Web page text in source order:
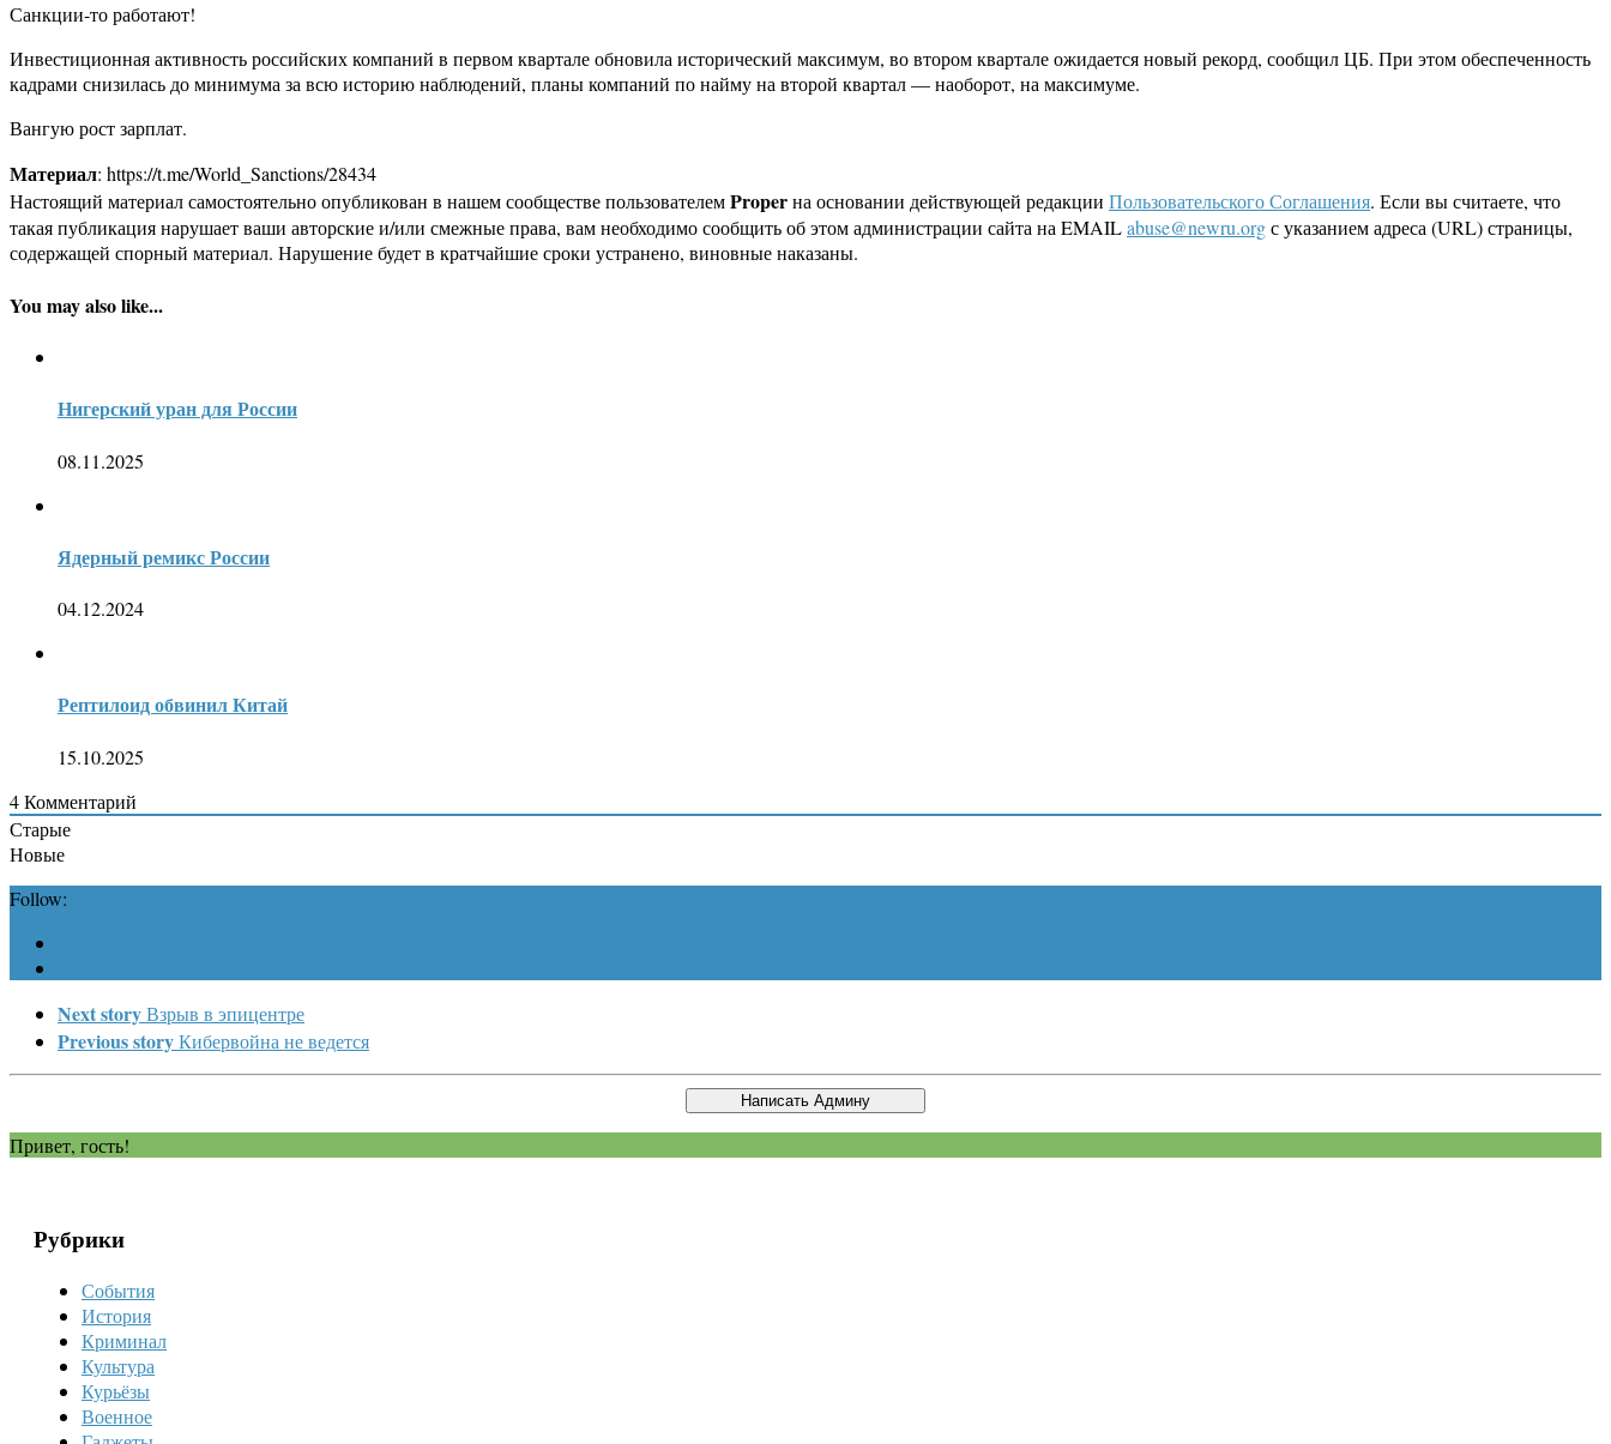
Санкции-то работают!
Инвестиционная активность российских компаний в первом квартале обновила исторический максимум, во втором квартале ожидается новый рекорд, сообщил ЦБ. При этом обеспеченность
кадрами снизилась до минимума за всю историю наблюдений, планы компаний по найму на второй квартал — наоборот, на максимуме.
Вангую рост зарплат.
Материал: https://t.me/World_Sanctions/28434
Настоящий материал самостоятельно опубликован в нашем сообществе пользователемProperна основании действующей редакции Пользовательского Соглашения. Если вы считаете, что
такая публикация нарушает ваши авторские и/или смежные права, вам необходимо сообщить об этом администрации сайта на EMAILabuse@newru.orgс указанием адреса (URL) страницы,
содержащей спорный материал. Нарушение будет в кратчайшие сроки устранено, виновные наказаны.
You may also like...
Нигерский уран для России
08.11.2025
Ядерный ремикс России
04.12.2024
Рептилоид обвинил Китай
15.10.2025
4Комментарий
Старые
Новые
Follow:
Next storyВзрыв в эпицентре
Previous storyКибервойна не ведется
Привет, гость!
Рубрики
События
История
Криминал
Культура
Курьёзы
Военное